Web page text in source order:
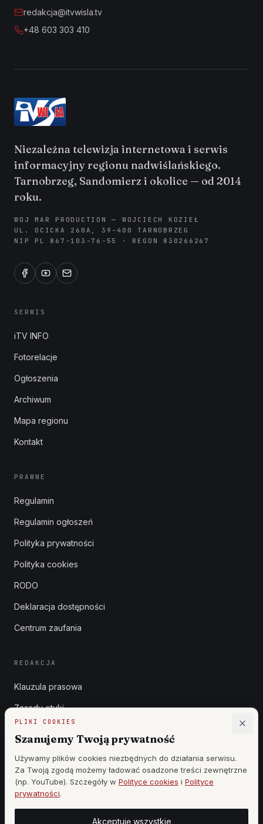
PLIKI COOKIES
Szanujemy Twoją prywatność
Używamy plików cookies niezbędnych do działania serwisu.
Za Twoją zgodą możemy ładować osadzone treści zewnętrzne
(np. YouTube). Szczegóły w Polityce cookies i Polityce
prywatności.
Akceptuję wszystkie
redakcja@itvwisla.tv
+48 603 303 410
Niezależna telewizja internetowa i serwis
informacyjny regionu nadwiślańskiego.
Tarnobrzeg, Sandomierz i okolice — od 2014
roku.
WOJ MAR PRODUCTION — WOJCIECH KOZIEŁ
UL. OCICKA 260A, 39-400 TARNOBRZEG
NIP PL 867-103-76-55 · REGON 830266267
SERWIS
iTV INFO
Fotorelacje
Ogłoszenia
Archiwum
Mapa regionu
Kontakt
PRAWNE
Regulamin
Regulamin ogłoszeń
Polityka prywatności
Polityka cookies
RODO
Deklaracja dostępności
Centrum zaufania
REDAKCJA
Klauzula prasowa
Zasady etyki
Cennik